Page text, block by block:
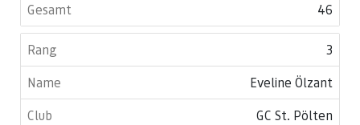
46
3
Eveline Ölzant
GC St. Pölten